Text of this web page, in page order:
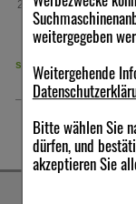
weitergegeben
Weitergehende
Bitte wählen Sie
dürfen, und
akzeptieren Sie
25,75 € pro 1 kg
sofort lieferbar